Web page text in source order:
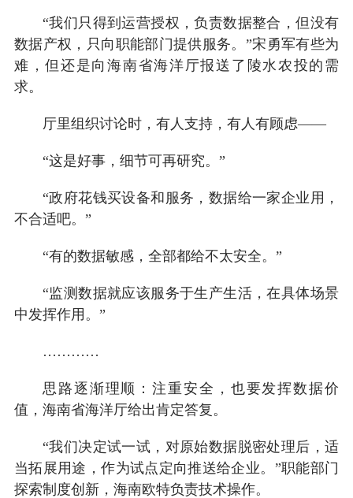
“我们只得到运营授权，负责数据整合，但没有
数据产权，只向职能部门提供服务。”宋勇军有些为
难，但还是向海南省海洋厅报送了陵水农投的需
求。
厅里组织讨论时，有人支持，有人有顾虑——
“这是好事，细节可再研究。”
“政府花钱买设备和服务，数据给一家企业用，
不合适吧。”
“有的数据敏感，全部都给不太安全。”
“监测数据就应该服务于生产生活，在具体场景
中发挥作用。”
…………
思路逐渐理顺：注重安全，也要发挥数据价
值，海南省海洋厅给出肯定答复。
“我们决定试一试，对原始数据脱密处理后，适
当拓展用途，作为试点定向推送给企业。”职能部门
探索制度创新，海南欧特负责技术操作。